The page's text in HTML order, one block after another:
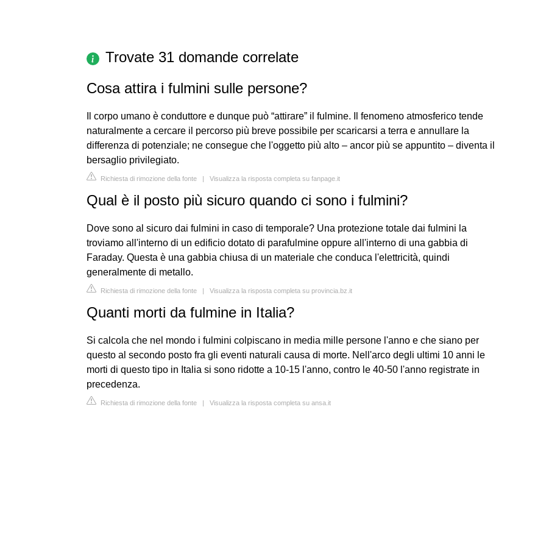
Trovate 31 domande correlate
Cosa attira i fulmini sulle persone?
Il corpo umano è conduttore e dunque può “attirare” il fulmine. Il fenomeno atmosferico tende
naturalmente a cercare il percorso più breve possibile per scaricarsi a terra e annullare la
differenza di potenziale; ne consegue che l'oggetto più alto – ancor più se appuntito – diventa il
bersaglio privilegiato.
Richiesta di rimozione della fonte | Visualizza la risposta completa su fanpage.it
Qual è il posto più sicuro quando ci sono i fulmini?
Dove sono al sicuro dai fulmini in caso di temporale? Una protezione totale dai fulmini la
troviamo all'interno di un edificio dotato di parafulmine oppure all'interno di una gabbia di
Faraday. Questa è una gabbia chiusa di un materiale che conduca l'elettricità, quindi
generalmente di metallo.
Richiesta di rimozione della fonte | Visualizza la risposta completa su provincia.bz.it
Quanti morti da fulmine in Italia?
Si calcola che nel mondo i fulmini colpiscano in media mille persone l'anno e che siano per
questo al secondo posto fra gli eventi naturali causa di morte. Nell'arco degli ultimi 10 anni le
morti di questo tipo in Italia si sono ridotte a 10-15 l'anno, contro le 40-50 l'anno registrate in
precedenza.
Richiesta di rimozione della fonte | Visualizza la risposta completa su ansa.it